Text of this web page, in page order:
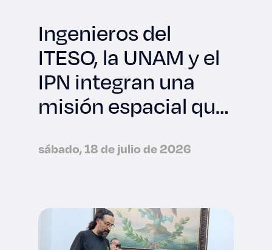
Ingenieros del
ITESO, la UNAM y el
IPN integran una
misión espacial que
sábado, 18 de julio de 2026